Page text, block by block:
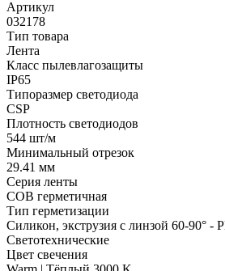
Артикул
032178
Тип товара
Лента
Класс пылевлагозащиты
IP65
Типоразмер светодиода
CSP
Плотность светодиодов
544 шт/м
Минимальный отрезок
29.41 мм
Серия ленты
COB герметичная
Тип герметизации
Силикон, экструзия с линзой 60-90° -
Светотехнические
Цвет свечения